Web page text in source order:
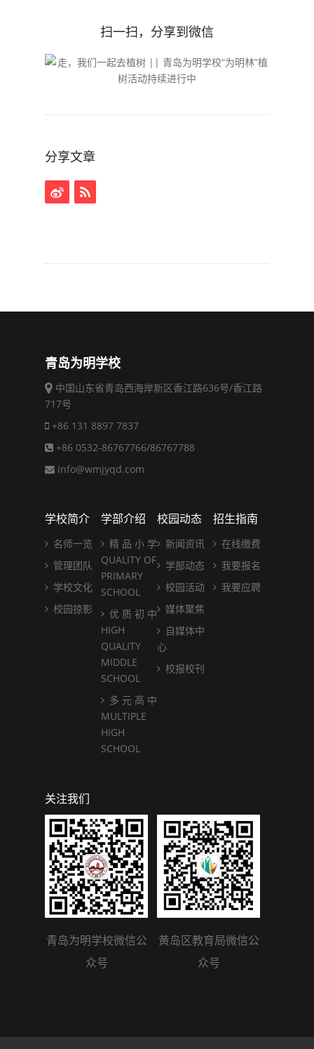
扫一扫，分享到微信
分享文章
青岛为明学校
中国山东省青岛西海岸新区香江路636号/香江路
717号
+86 131 8897 7837
+86 0532-86767766/86767788
info@wmjyqd.com
学校简介
名师一览
管理团队
学校文化
校园掠影
学部介绍
精 品 小 学
QUALITY OF
PRIMARY
SCHOOL
优 质 初 中
HIGH
QUALITY
MIDDLE
SCHOOL
多 元 高 中
MULTIPLE
HIGH
SCHOOL
校园动态
新闻资讯
学部动态
校园活动
媒体聚焦
自媒体中
心
校报校刊
招生指南
在线缴费
我要报名
我要应聘
关注我们
青岛为明学校微信公
众号
黄岛区教育局微信公
众号